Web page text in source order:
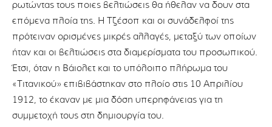
ρωτώντας τους ποιες βελτιώσεις θα ήθελαν να δουν στα
επόμενα πλοία της. Η Τζέσοπ και οι συνάδελφοί της
πρότειναν ορισμένες μικρές αλλαγές, μεταξύ των οποίων
ήταν και οι βελτιώσεις στα διαμερίσματα του προσωπικού.
Έτσι, όταν η Βάιολετ και το υπόλοιπο πλήρωμα του
«Τιτανικού» επιβιβάστηκαν στο πλοίο στις 10 Απριλίου
1912, το έκαναν με μια δόση υπερηφάνειας για τη
συμμετοχή τους στη δημιουργία του.